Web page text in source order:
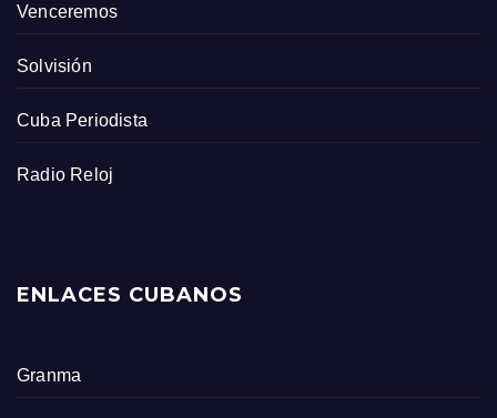
Venceremos
Solvisión
Cuba Periodista
Radio Reloj
ENLACES CUBANOS
Granma